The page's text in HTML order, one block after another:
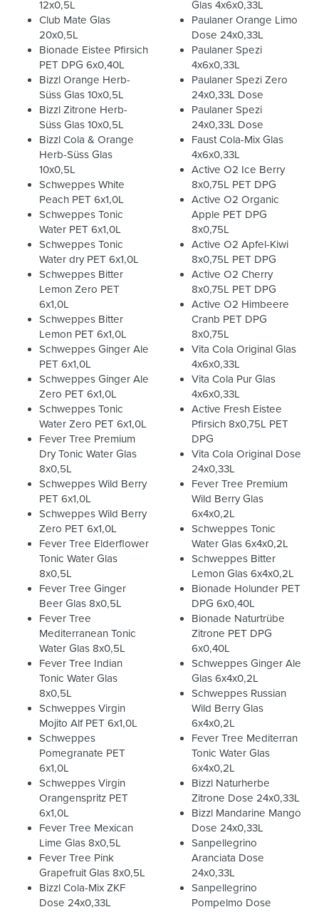
12x0,5L
Club Mate Glas
20x0,5L
Bionade Eistee Pfirsich
PET DPG 6x0,40L
Bizzl Orange Herb-
Süss Glas 10x0,5L
Bizzl Zitrone Herb-
Süss Glas 10x0,5L
Bizzl Cola & Orange
Herb-Süss Glas
10x0,5L
Schweppes White
Peach PET 6x1,0L
Schweppes Tonic
Water PET 6x1,0L
Schweppes Tonic
Water dry PET 6x1,0L
Schweppes Bitter
Lemon Zero PET
6x1,0L
Schweppes Bitter
Lemon PET 6x1,0L
Schweppes Ginger Ale
PET 6x1,0L
Schweppes Ginger Ale
Zero PET 6x1,0L
Schweppes Tonic
Water Zero PET 6x1,0L
Fever Tree Premium
Dry Tonic Water Glas
8x0,5L
Schweppes Wild Berry
PET 6x1,0L
Schweppes Wild Berry
Zero PET 6x1,0L
Fever Tree Elderflower
Tonic Water Glas
8x0,5L
Fever Tree Ginger
Beer Glas 8x0,5L
Fever Tree
Mediterranean Tonic
Water Glas 8x0,5L
Fever Tree Indian
Tonic Water Glas
8x0,5L
Schweppes Virgin
Mojito Alf PET 6x1,0L
Schweppes
Pomegranate PET
6x1,0L
Schweppes Virgin
Orangenspritz PET
6x1,0L
Fever Tree Mexican
Lime Glas 8x0,5L
Fever Tree Pink
Grapefruit Glas 8x0,5L
Bizzl Cola-Mix ZKF
Dose 24x0,33L
Glas 4x6x0,33L
Paulaner Orange Limo
Dose 24x0,33L
Paulaner Spezi
4x6x0,33L
Paulaner Spezi Zero
24x0,33L Dose
Paulaner Spezi
24x0,33L Dose
Faust Cola-Mix Glas
4x6x0,33L
Active O2 Ice Berry
8x0,75L PET DPG
Active O2 Organic
Apple PET DPG
8x0,75L
Active O2 Apfel-Kiwi
8x0,75L PET DPG
Active O2 Cherry
8x0,75L PET DPG
Active O2 Himbeere
Cranb PET DPG
8x0,75L
Vita Cola Original Glas
4x6x0,33L
Vita Cola Pur Glas
4x6x0,33L
Active Fresh Eistee
Pfirsich 8x0,75L PET
DPG
Vita Cola Original Dose
24x0,33L
Fever Tree Premium
Wild Berry Glas
6x4x0,2L
Schweppes Tonic
Water Glas 6x4x0,2L
Schweppes Bitter
Lemon Glas 6x4x0,2L
Bionade Holunder PET
DPG 6x0,40L
Bionade Naturtrübe
Zitrone PET DPG
6x0,40L
Schweppes Ginger Ale
Glas 6x4x0,2L
Schweppes Russian
Wild Berry Glas
6x4x0,2L
Fever Tree Mediterran
Tonic Water Glas
6x4x0,2L
Bizzl Naturherbe
Zitrone Dose 24x0,33L
Bizzl Mandarine Mango
Dose 24x0,33L
Sanpellegrino
Aranciata Dose
24x0,33L
Sanpellegrino
Pompelmo Dose